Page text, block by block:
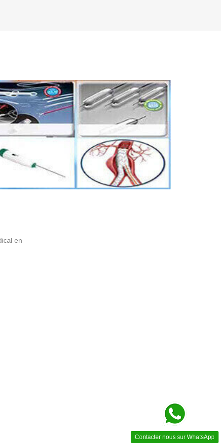
Contacter nous sur WhatsApp
en